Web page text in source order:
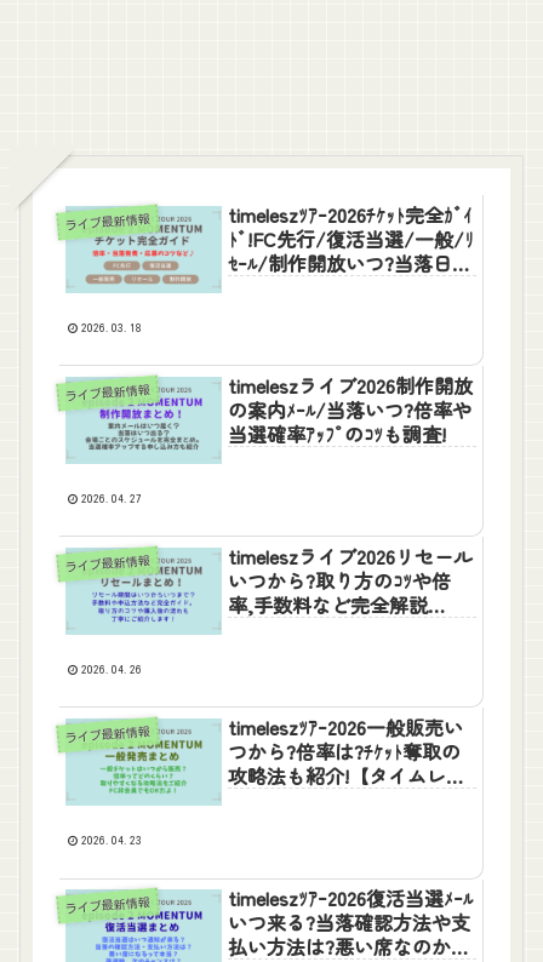
ライブ最新情報
timeleszﾂｱｰ2026ﾁｹｯﾄ完全ｶﾞｲ
ﾄﾞ!FC先行/復活当選/一般/ﾘ
ｾｰﾙ/制作開放いつ?当落日や
2026.03.18
ライブ最新情報
timeleszライブ2026制作開放
の案内ﾒｰﾙ/当落いつ?倍率や
当選確率ｱｯﾌﾟのｺﾂも調査!
2026.04.27
ライブ最新情報
timeleszライブ2026リセール
いつから?取り方のｺﾂや倍
率,手数料など完全解説
2026.04.26
ライブ最新情報
timeleszﾂｱｰ2026一般販売い
つから?倍率は?ﾁｹｯﾄ奪取の
攻略法も紹介!【タイムレ
2026.04.23
ライブ最新情報
timeleszﾂｱｰ2026復活当選ﾒｰﾙ
いつ来る?当落確認方法や支
払い方法は?悪い席なのかも